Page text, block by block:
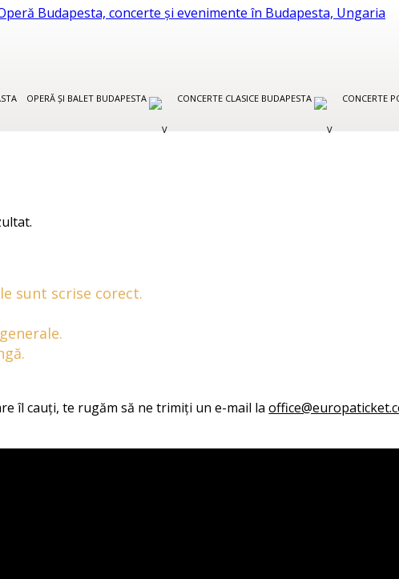
OPERĂ ȘI BALET BUDAPESTA CONCERTE CLASICE BUDAPESTA CONCERTE
sunt scrise corect.
îl cauți, te rugăm să ne trimiți un e-mail la